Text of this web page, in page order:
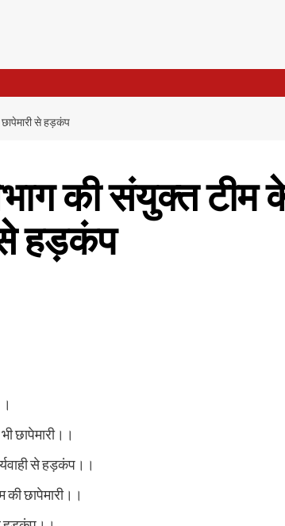
से हड़कंप
की संयुक्त टीम
से हड़कंप
छापेमारी।।
से हड़कंप।।
छापेमारी।।